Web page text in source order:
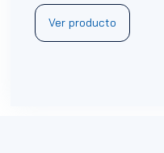
Ver producto